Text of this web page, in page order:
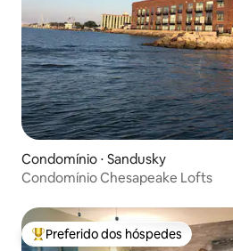
Condomínio ⋅ Sandusky
Condomínio Chesapeake Lofts
Entre os melhores preferidos dos
Preferido dos hóspedes